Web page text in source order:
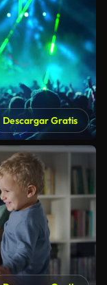
Descargar Gratis